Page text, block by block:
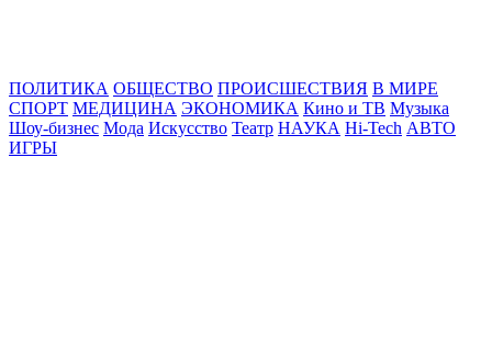
ПОЛИТИКА ОБЩЕСТВО ПРОИСШЕСТВИЯ В МИРЕ
СПОРТ МЕДИЦИНА ЭКОНОМИКА Кино и ТВ Музыка
Шоу-бизнес Мода Искусство Театр НАУКА Hi-Tech АВТО
ИГРЫ